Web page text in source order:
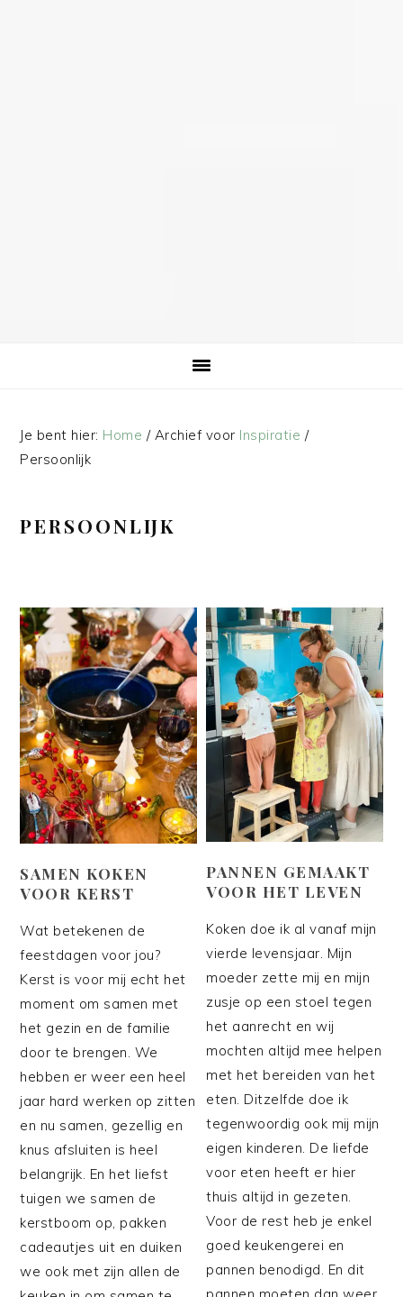
Je bent hier: Home /Archief voor Inspiratie /
Persoonlijk
PERSOONLIJK
SAMEN KOKEN
VOOR KERST
Wat betekenen de
feestdagen voor jou?
Kerst is voor mij echt het
moment om samen met
het gezin en de familie
door te brengen. We
hebben er weer een heel
jaar hard werken op zitten
en nu samen, gezellig en
knus afsluiten is heel
belangrijk. En het liefst
tuigen we samen de
kerstboom op, pakken
cadeautjes uit en duiken
we ook met zijn allen de
PANNEN GEMAAKT
VOOR HET LEVEN
Koken doe ik al vanaf mijn
vierde levensjaar. Mijn
moeder zette mij en mijn
zusje op een stoel tegen
het aanrecht en wij
mochten altijd mee helpen
met het bereiden van het
eten. Ditzelfde doe ik
tegenwoordig ook mij mijn
eigen kinderen. De liefde
voor eten heeft er hier
thuis altijd in gezeten.
Voor de rest heb je enkel
goed keukengerei en
pannen benodigd. En dit